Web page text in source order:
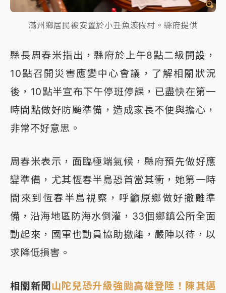
滿州鄉居民被安置於小丑魚渡假村。縣府提供
縣長周春米指出，縣府於上午8點二級開設，
10點召開災害應變中心會議，了解相關狀況
後，10點半宣布下午停班停課，已盡快在第一
時間點做好防颱準備，造成家長不便與擔心，
非常不好意思。
周春米表示，面臨極端氣候，縣府預先做好應
變準備，尤其恆春半島恐首當其衝，她第一時
間來到恆春半島視察，呼籲原鄉做好撤離準
備，沿海地區防海水倒灌，33個鄉鎮公所全面
動起來，國軍也動員協助撤離，嚴陣以待，以
求降低損害。
相關新聞 山陀兒恐升級強颱高雄登陸！陳其邁